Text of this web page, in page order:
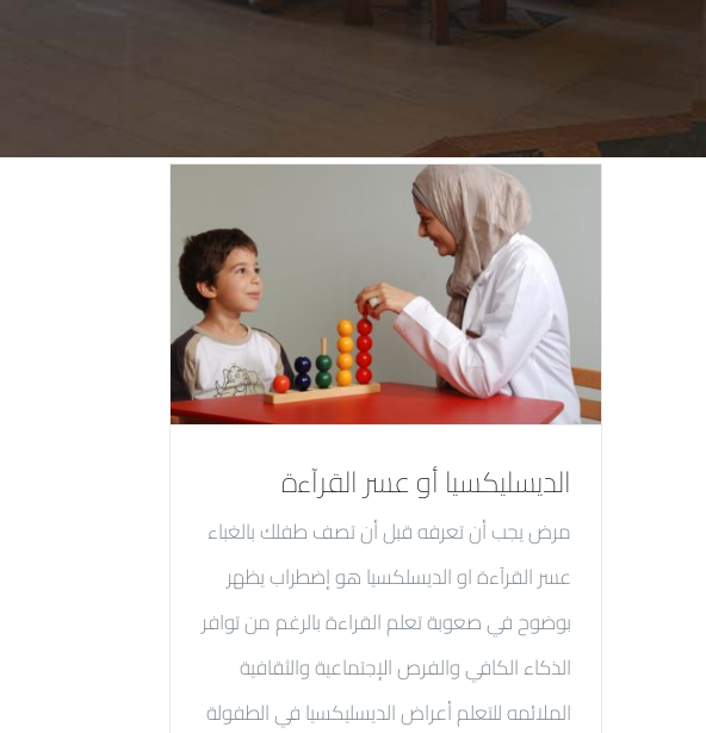
الديسليكسيا أو عسر القرآءة
مرض يجب أن تعرفه قبل أن تصف طفلك بالغباء
عسر القرآءة او الديسلكسيا هو إضطراب يظهر
بوضوح في صعوبة تعلم القراءة بالرغم من توافر
الذكاء الكافي والفرص الإجتماعية والثقافية
الملائمه للتعلم أعراض الديسليكسيا في الطفولة